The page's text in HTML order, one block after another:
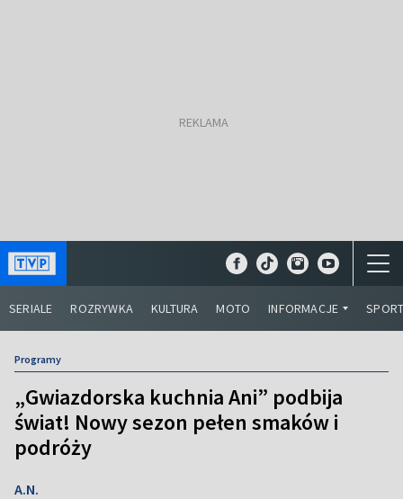
SERIALE ROZRYWKA KULTURA MOTO INFORMACJE
Programy
„Gwiazdorska kuchnia Ani” podbija
świat! Nowy sezon pełen smaków i
podróży
A.N.